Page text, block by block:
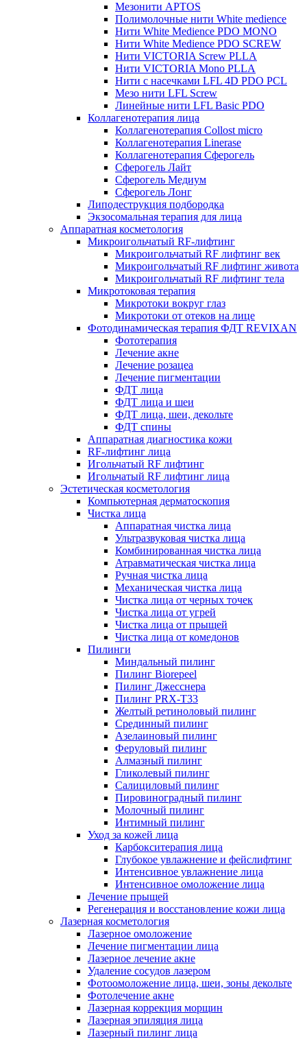
Мезонити APTOS
Полимолочные нити White medience
Нити White Medience PDO MONO
Нити White Medience PDO SCREW
Нити VICTORIA Screw PLLA
Нити VICTORIA Mono PLLA
Нити с насечками LFL 4D PDO PCL
Мезо нити LFL Screw
Линейные нити LFL Basic PDO
Коллагенотерапия лица
Коллагенотерапия Collost micro
Коллагенотерапия Linerase
Коллагенотерапия Сферогель
Сферогель Лайт
Сферогель Медиум
Сферогель Лонг
Липодеструкция подбородка
Экзосомальная терапия для лица
Аппаратная косметология
Микроигольчатый RF-лифтинг
Микроигольчатый RF лифтинг век
Микроигольчатый RF лифтинг живота
Микроигольчатый RF лифтинг тела
Микротоковая терапия
Микротоки вокруг глаз
Микротоки от отеков на лице
Фотодинамическая терапия ФДТ REVIXAN
Фототерапия
Лечение акне
Лечение розацеа
Лечение пигментации
ФДТ лица
ФДТ лица и шеи
ФДТ лица, шеи, декольте
ФДТ спины
Аппаратная диагностика кожи
RF-лифтинг лица
Игольчатый RF лифтинг
Игольчатый RF лифтинг лица
Эстетическая косметология
Компьютерная дерматоскопия
Чистка лица
Аппаратная чистка лица
Ультразвуковая чистка лица
Комбинированная чистка лица
Атравматическая чистка лица
Ручная чистка лица
Механическая чистка лица
Чистка лица от черных точек
Чистка лица от угрей
Чистка лица от прыщей
Чистка лица от комедонов
Пилинги
Миндальный пилинг
Пилинг Biorepeel
Пилинг Джесснера
Пилинг PRX-T33
Желтый ретиноловый пилинг
Срединный пилинг
Азелаиновый пилинг
Феруловый пилинг
Алмазный пилинг
Гликолевый пилинг
Салициловый пилинг
Пировиноградный пилинг
Молочный пилинг
Интимный пилинг
Уход за кожей лица
Карбокситерапия лица
Глубокое увлажнение и фейслифтинг
Интенсивное увлажнение лица
Интенсивное омоложение лица
Лечение прыщей
Регенерация и восстановление кожи лица
Лазерная косметология
Лазерное омоложение
Лечение пигментации лица
Лазерное лечение акне
Удаление сосудов лазером
Фотоомоложение лица, шеи, зоны декольте
Фотолечение акне
Лазерная коррекция морщин
Лазерная эпиляция лица
Лазерный пилинг лица